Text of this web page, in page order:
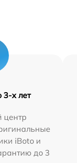
3-х лет
центр
iBoto и
до 3